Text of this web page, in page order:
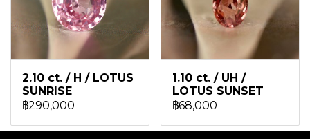
2.10 ct. / H / LOTUS
SUNRISE
฿290,000
1.10 ct. / UH /
LOTUS SUNSET
฿68,000